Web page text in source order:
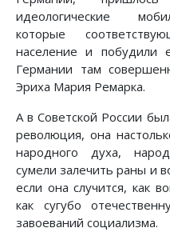
идеологические
которые
население и побудили
Германии там
Эриха Мария Ремарка.
А в Советской России
революция, она
народного духа,
сумели залечить раны и
если она случится, как
как сугубо
завоеваний социализма.